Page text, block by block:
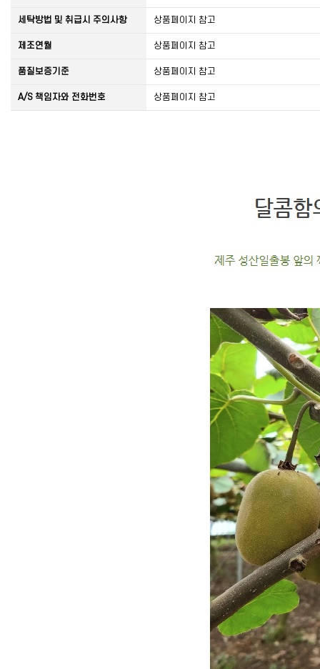
세탁방법 및 취급시 주의사항 상품페이지 참고
제조연월 상품페이지 참고
품질보증기준 상품페이지 참고
A/S 책임자와 전화번호 상품페이지 참고